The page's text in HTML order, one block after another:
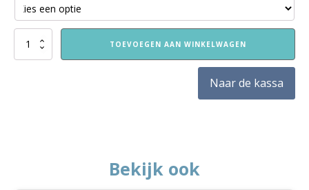
TOEVOEGEN AAN WINKELWAGEN
Naar de kassa
Bekijk ook